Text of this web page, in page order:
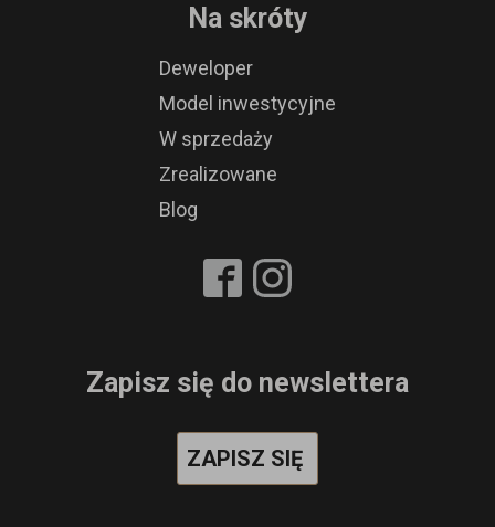
Na skróty
Deweloper
Model inwestycyjne
W sprzedaży
Zrealizowane
Blog
Zapisz się do newslettera
ZAPISZ SIĘ